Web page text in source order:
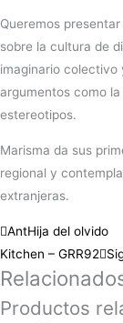
Queremos
sobre la cultura de
imaginario colectivo
argumentos como
estereotipos.
Marisma da sus
regional y
extranjeras.
AntHija del olvido
Kitchen – GRR92
Productos